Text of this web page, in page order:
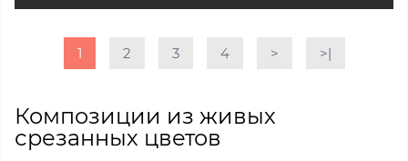
1 2 3 4 > >|
Композиции из живых
срезанных цветов